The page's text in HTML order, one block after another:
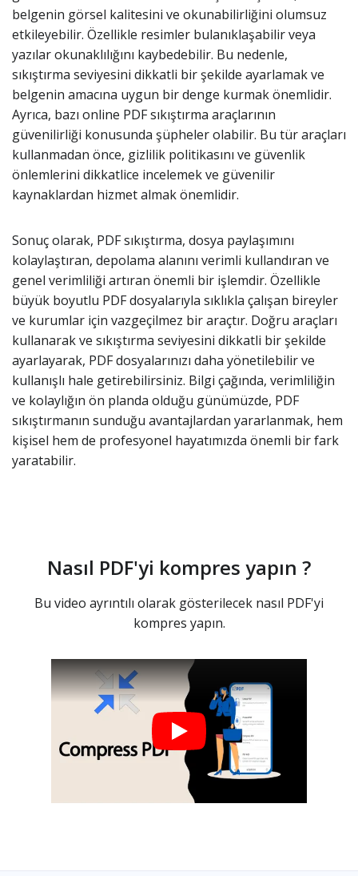
belgenin görsel kalitesini ve okunabilirliğini olumsuz
etkileyebilir. Özellikle resimler bulanıklaşabilir veya
yazılar okunaklılığını kaybedebilir. Bu nedenle,
sıkıştırma seviyesini dikkatli bir şekilde ayarlamak ve
belgenin amacına uygun bir denge kurmak önemlidir.
Ayrıca, bazı online PDF sıkıştırma araçlarının
güvenilirliği konusunda şüpheler olabilir. Bu tür araçları
kullanmadan önce, gizlilik politikasını ve güvenlik
önlemlerini dikkatlice incelemek ve güvenilir
kaynaklardan hizmet almak önemlidir.
Sonuç olarak, PDF sıkıştırma, dosya paylaşımını
kolaylaştıran, depolama alanını verimli kullandıran ve
genel verimliliği artıran önemli bir işlemdir. Özellikle
büyük boyutlu PDF dosyalarıyla sıklıkla çalışan bireyler
ve kurumlar için vazgeçilmez bir araçtır. Doğru araçları
kullanarak ve sıkıştırma seviyesini dikkatli bir şekilde
ayarlayarak, PDF dosyalarınızı daha yönetilebilir ve
kullanışlı hale getirebilirsiniz. Bilgi çağında, verimliliğin
ve kolaylığın ön planda olduğu günümüzde, PDF
sıkıştırmanın sunduğu avantajlardan yararlanmak, hem
kişisel hem de profesyonel hayatımızda önemli bir fark
yaratabilir.
Nasıl PDF'yi kompres yapın ?
Bu video ayrıntılı olarak gösterilecek nasıl PDF'yi
kompres yapın.